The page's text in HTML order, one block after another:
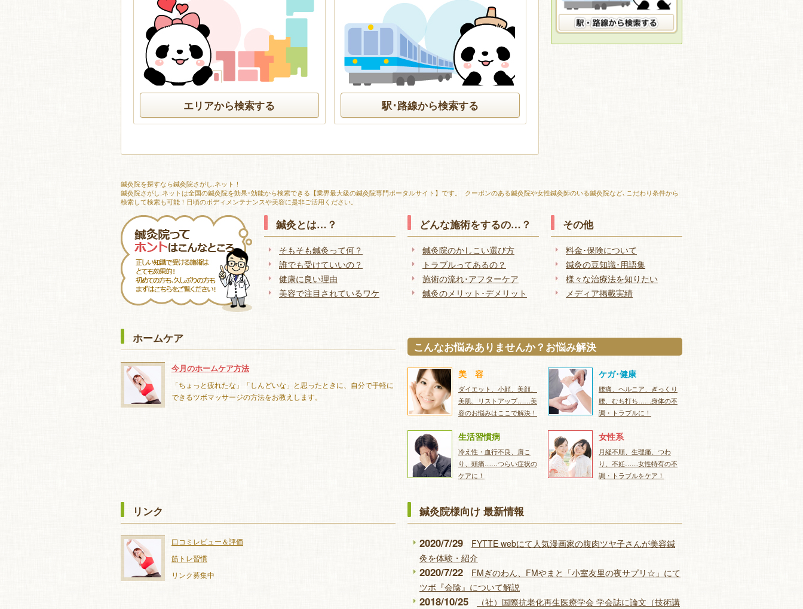
エリアから検索する 駅･路線から検索する
鍼灸院を探すなら鍼灸院さがし.ネット！
鍼灸院さがし.ネットは全国の鍼灸院を効果･効能から検索できる【業界最大級の鍼灸院専門ポータルサイト】です。 クーポンのある鍼灸院や女性鍼灸師のいる鍼灸院など､こだわり条件から
検索して検索も可能！日頃のボディメンテナンスや美容に是非ご活用ください。
鍼灸とは…？
そもそも鍼灸って何？
誰でも受けていいの？
健康に良い理由
美容で注目されているワケ
どんな施術をするの…？
鍼灸院のかしこい選び方
トラブルってあるの？
施術の流れ･アフターケア
鍼灸のメリット･デメリット
その他
料金･保険について
鍼灸の豆知識･用語集
様々な治療法を知りたい
メディア掲載実績
ホームケア
今月のホームケア方法
「ちょっと疲れたな」「しんどいな」と思ったときに、自分で手軽に
できるツボマッサージの方法をお教えします。
こんなお悩みありませんか？お悩み解決
美 容
ダイエット、小顔、美顔、
美肌、リストアップ……美
容のお悩みはここで解決！
ケガ･健康
腰痛、ヘルニア、ぎっくり
腰、むち打ち……身体の不
調・トラブルに！
生活習慣病
冷え性・血行不良、肩こ
り、頭痛……つらい症状の
ケアに！
女性系
月経不順、生理痛、つわ
り、不妊……女性特有の不
調・トラブルをケア！
リンク
口コミレビュー＆評価
筋トレ習慣
リンク募集中
鍼灸院様向け 最新情報
2020/7/29
FYTTE webにて人気漫画家の腹肉ツヤ子さんが美容鍼
灸を体験・紹介
2020/7/22
FMぎのわん、FMやまと「小室友里の夜サプリ☆」にて
ツボ『会陰』について解説
2018/10/25
（社）国際抗老化再生医療学会 学会誌に論文（技術講